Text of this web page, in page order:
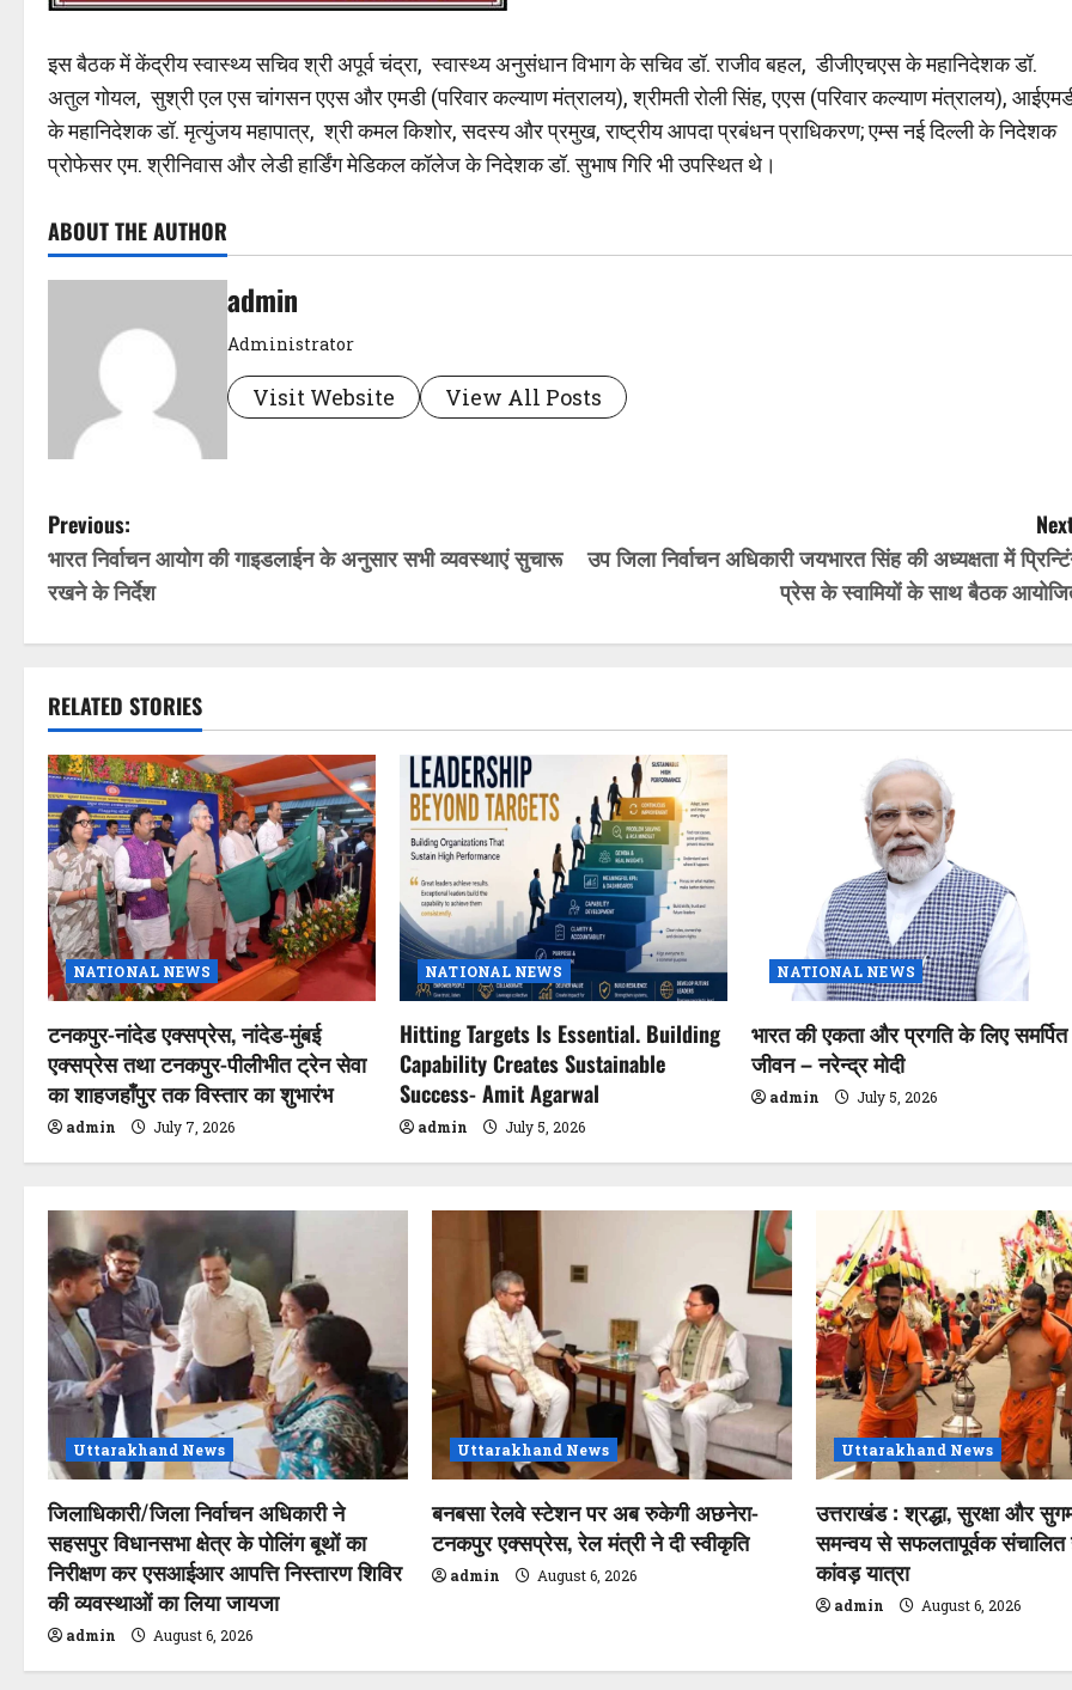
इस बैठक में केंद्रीय स्वास्थ्य सचिव श्री अपूर्व चंद्रा, स्वास्थ्य अनुसंधान विभाग के सचिव डॉ. राजीव बहल, डीजीएचएस के महानिदेशक डॉ.
अतुल गोयल, सुश्री एल एस चांगसन एएस और एमडी (परिवार कल्याण मंत्रालय), श्रीमती रोली सिंह, एएस (परिवार कल्याण मंत्रालय),
के महानिदेशक डॉ. मृत्युंजय महापात्र, श्री कमल किशोर, सदस्य और प्रमुख, राष्ट्रीय आपदा प्रबंधन प्राधिकरण; एम्स नई दिल्ली के निदेशक
प्रोफेसर एम. श्रीनिवास और लेडी हार्डिंग मेडिकल कॉलेज के निदेशक डॉ. सुभाष गिरि भी उपस्थित थे।
ABOUT THE AUTHOR
admin
Administrator
Visit Website View All Posts
P
o
s
n
a
v
i
g
a
t
i
o
n
Previous:
भारत निर्वाचन आयोग की गाइडलाईन के अनुसार सभी व्यवस्थाएं सुचारू
रखने के निर्देश
उप जिला निर्वाचन अधिकारी जयभारत सिंह की अध्यक्षता में
प्रेस के स्वामियों के साथ बैठक
RELATED STORIES
NATIONAL NEWS
टनकपुर-नांदेड एक्सप्रेस, नांदेड-मुंबई
एक्सप्रेस तथा टनकपुर-पीलीभीत ट्रेन सेवा
का शाहजहाँपुर तक विस्तार का शुभारंभ
admin July 7, 2026
NATIONAL NEWS
Hitting Targets Is Essential. Building
Capability Creates Sustainable
Success- Amit Agarwal
admin July 5, 2026
NATIONAL NEWS
भारत की एकता और प्रगति के लिए समर्पित
जीवन – नरेन्द्र मोदी
admin July 5, 2026
Uttarakhand News
जिलाधिकारी/जिला निर्वाचन अधिकारी ने
सहसपुर विधानसभा क्षेत्र के पोलिंग बूथों का
निरीक्षण कर एसआईआर आपत्ति निस्तारण शिविर
की व्यवस्थाओं का लिया जायजा
admin August 6, 2026
Uttarakhand News
बनबसा रेलवे स्टेशन पर अब रुकेगी अछनेरा-
टनकपुर एक्सप्रेस, रेल मंत्री ने दी स्वीकृति
admin August 6, 2026
Uttarakhand News
उत्तराखंड : श्रद्धा, सुरक्षा और
समन्वय से सफलतापूर्वक संचालित
कांवड़ यात्रा
admin August 6, 2026